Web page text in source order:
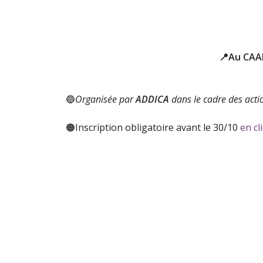
📍Au
🔵Organisée parADDICA dans le cadre des
🟠Inscription obligatoire avant le 30/10 en